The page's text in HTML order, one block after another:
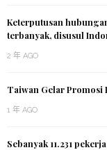
Keterputusan
terbanyak, disusul
2 年 AGO
Taiwan Gelar Promosi
1 年 AGO
Sebanyak 11.231